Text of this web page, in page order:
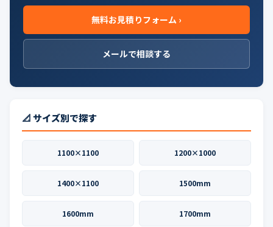
送
り
無料お見積りフォーム ›
メールで相談する
📐 サイズ別で探す
1100×1100 1200×1000
1400×1100 1500mm
1600mm 1700mm